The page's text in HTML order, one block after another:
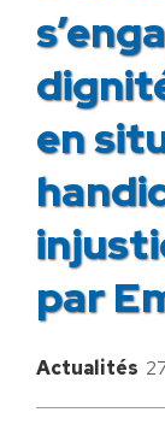
en
par
Actualités